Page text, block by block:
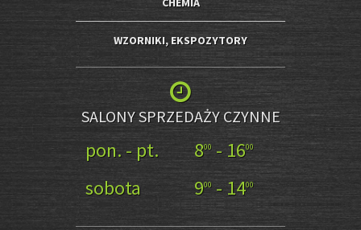
WZORNIKI, EKSPOZYTORY
SALONY SPRZEDAŻY CZYNNE
pon. - pt. 800- 1600
sobota 900 - 1400